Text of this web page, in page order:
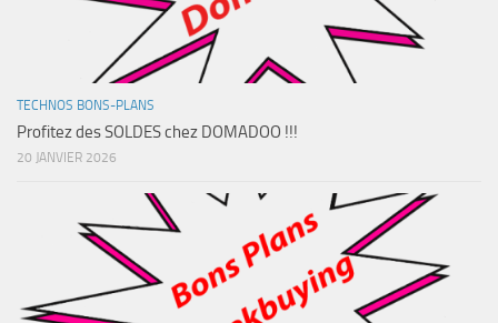
TECHNOS BONS-PLANS
Profitez des SOLDES chez DOMADOO !!!
20 JANVIER 2026